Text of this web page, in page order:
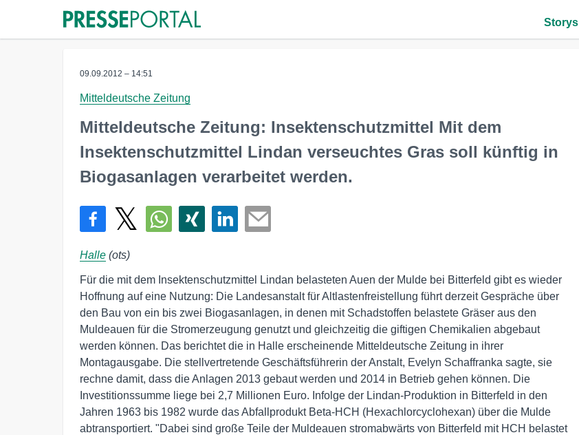
Storys
09.09.2012 – 14:51
Mitteldeutsche Zeitung
Mitteldeutsche Zeitung: Insektenschutzmittel Mit dem
Insektenschutzmittel Lindan verseuchtes Gras soll künftig in
Biogasanlagen verarbeitet werden.
Halle (ots)
Für die mit dem Insektenschutzmittel Lindan belasteten Auen der Mulde bei Bitterfeld gibt es wieder
Hoffnung auf eine Nutzung: Die Landesanstalt für Altlastenfreistellung führt derzeit Gespräche über
den Bau von ein bis zwei Biogasanlagen, in denen mit Schadstoffen belastete Gräser aus den
Muldeauen für die Stromerzeugung genutzt und gleichzeitig die giftigen Chemikalien abgebaut
werden können. Das berichtet die in Halle erscheinende Mitteldeutsche Zeitung in ihrer
Montagausgabe. Die stellvertretende Geschäftsführerin der Anstalt, Evelyn Schaffranka sagte, sie
rechne damit, dass die Anlagen 2013 gebaut werden und 2014 in Betrieb gehen können. Die
Investitionssumme liege bei 2,7 Millionen Euro. Infolge der Lindan-Produktion in Bitterfeld in den
Jahren 1963 bis 1982 wurde das Abfallprodukt Beta-HCH (Hexachlorcyclohexan) über die Mulde
abtransportiert. "Dabei sind große Teile der Muldeauen stromabwärts von Bitterfeld mit HCH belastet